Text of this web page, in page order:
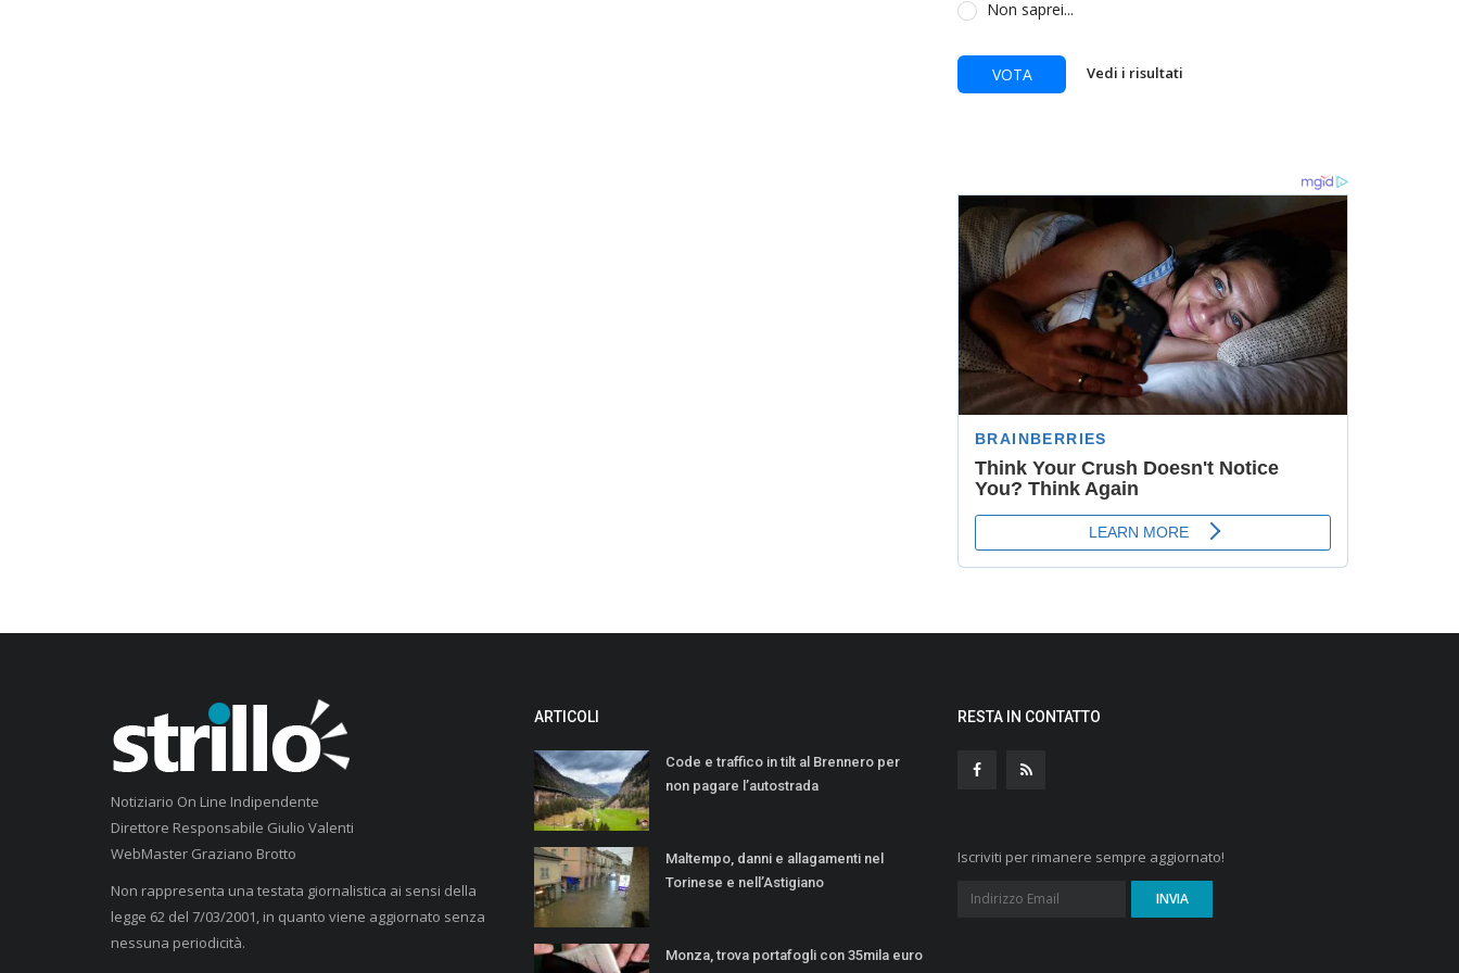
Non saprei...
VOTA Vedi i risultati
Notiziario On Line Indipendente
Direttore Responsabile Giulio Valenti
WebMaster Graziano Brotto
Non rappresenta una testata giornalistica ai sensi della
legge 62 del 7/03/2001, in quanto viene aggiornato senza
nessuna periodicità.
ARTICOLI
Code e traffico in tilt al Brennero per
non pagare l’autostrada
Maltempo, danni e allagamenti nel
Torinese e nellʼAstigiano
Monza, trova portafogli con 35mila euro
RESTA IN CONTATTO
Iscriviti per rimanere sempre aggiornato!